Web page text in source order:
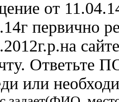
от
первично
Ответьте
или